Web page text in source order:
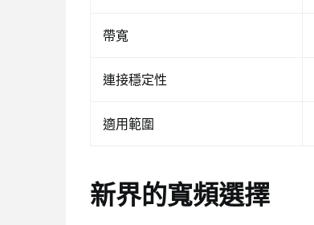
帶寬
連接穩定性
適用範圍
新界的寬頻選擇